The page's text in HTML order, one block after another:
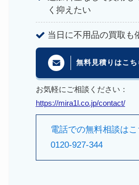
く抑えたい
当日に不用品の買取も
無料見積りはこち
お気軽にご相談ください：
https://mira1l.co.jp/contact/
電話での無料相談はこ
0120-927-344